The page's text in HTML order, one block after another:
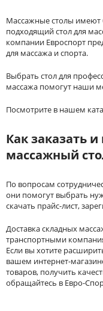
Массажные столы имеют
подходящий стол для
компании Евроспорт
для массажа и спорта.
Выбрать стол для
массажа помогут наши
Посмотрите в нашем
Как заказать
массажный
По вопросам
они помогут выбрать
скачать прайс-лист,
Доставка складных
транспортными
Если вы хотите
вашем интернет-
товаров, получить
обращайтесь в Евро-